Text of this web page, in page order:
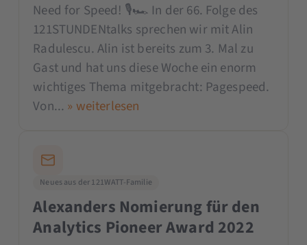
Need for Speed! 🎙🏎 In der 66. Folge des
121STUNDENtalks sprechen wir mit Alin
Radulescu. Alin ist bereits zum 3. Mal zu
Gast und hat uns diese Woche ein enorm
wichtiges Thema mitgebracht: Pagespeed.
Von... » weiterlesen
Neues aus der 121WATT-Familie
Alexanders Nomierung für den
Analytics Pioneer Award 2022